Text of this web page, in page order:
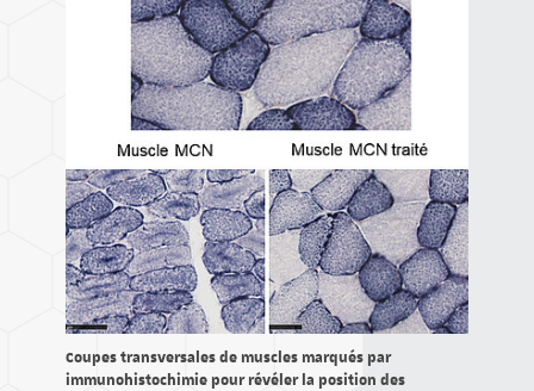
Coupes transversales de muscles marqués par
immunohistochimie pour révéler la position des